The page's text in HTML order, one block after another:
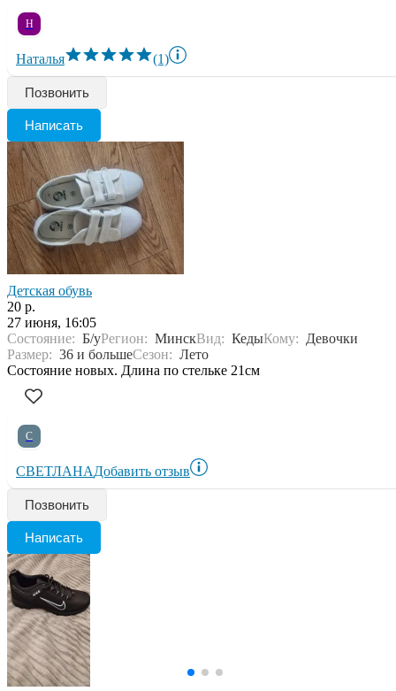
Н
Наталья (1)
Позвонить
Написать
Детская обувь
20 р.
27 июня, 16:05
Состояние: Б/уРегион: МинскВид: КедыКому: Девочки
Размер: 36 и большеСезон: Лето
Состояние новых. Длина по стельке 21см
С
СВЕТЛАНАДобавить отзыв
Позвонить
Написать